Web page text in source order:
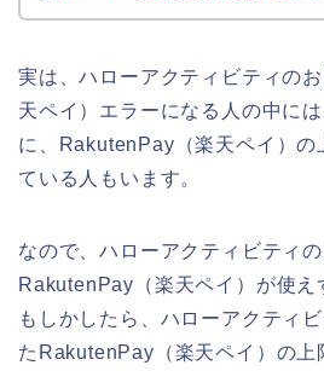
実は、ハローアクティビティの
天ペイ）エラーになる人の中に
に、RakutenPay（楽天ペイ）の
ている人もいます。
なので、ハローアクティビティ
RakutenPay（楽天ペイ）が使え
もしかしたら、ハローアクティ
たRakutenPay（楽天ペイ）の上